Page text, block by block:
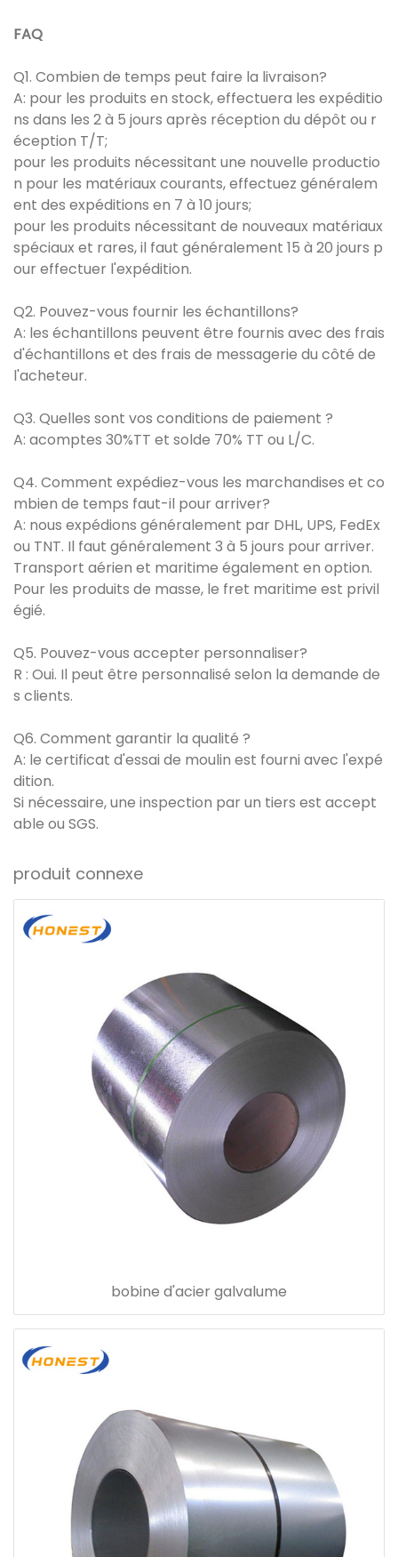
FAQ
Q1. Combien de temps peut faire la livraison?
A: pour les produits en stock, effectuera les expéditio
ns dans les 2 à 5 jours après réception du dépôt ou r
éception T/T;
pour les produits nécessitant une nouvelle productio
n pour les matériaux courants, effectuez généralem
ent des expéditions en 7 à 10 jours;
pour les produits nécessitant de nouveaux matériaux
spéciaux et rares, il faut généralement 15 à 20 jours p
our effectuer l'expédition.
Q2. Pouvez-vous fournir les échantillons?
A: les échantillons peuvent être fournis avec des frais
d'échantillons et des frais de messagerie du côté de
l'acheteur.
Q3. Quelles sont vos conditions de paiement ?
A: acomptes 30%TT et solde 70% TT ou L/C.
Q4. Comment expédiez-vous les marchandises et co
mbien de temps faut-il pour arriver?
A: nous expédions généralement par DHL, UPS, FedEx
ou TNT. Il faut généralement 3 à 5 jours pour arriver.
Transport aérien et maritime également en option.
Pour les produits de masse, le fret maritime est privil
égié.
Q5. Pouvez-vous accepter personnaliser?
R : Oui. Il peut être personnalisé selon la demande de
s clients.
Q6. Comment garantir la qualité ?
A: le certificat d'essai de moulin est fourni avec l'expé
dition.
Si nécessaire, une inspection par un tiers est accept
able ou SGS.
produit connexe
bobine d'acier galvalume